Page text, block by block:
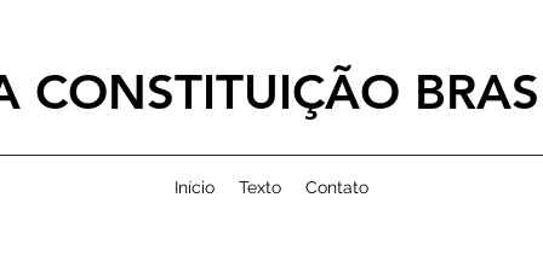
CONSTITUIÇÃO
Início Texto Contato